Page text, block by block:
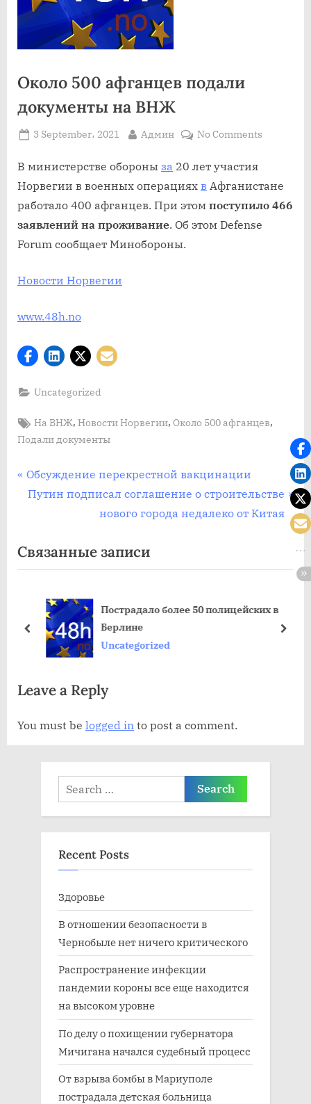
Около 500 афганцев подали
документы на ВНЖ
Posted
3 September، 2021 By
Админ No Commentson
афганцев
на
В министерстве обороны за 20 лет участия
Норвегии в военных операциях в Афганистане
работало 400 афганцев. При этом поступило 466
заявлений на проживание. Об этом Defense
Forum сообщает Минобороны.
Новости Норвегии
www.48h.no
Uncategorized
Tags:
На ВНЖ,Новости Норвегии,Около 500 афганцев,
Подали документы
Post
navigation
П
р
ы
д
а
а
и
Обсуждение перекрестной вакцинации
С
д
у
а
а
и
Путин подписал соглашение о строительстве
нового города недалеко от Китая
Связанные записи
Пострадало более 50 полицейских в
Берлине
Uncategorized
пред
Leave a Reply
You must be logged in to post a comment.
Search
for:
Recent Posts
Здоровье
В отношении безопасности в
Чернобыле нет ничего критического
Распространение инфекции
пандемии короны все еще находится
на высоком уровне
По делу о похищении губернатора
Мичигана начался судебный процесс
От взрыва бомбы в Мариуполе
пострадала детская больница